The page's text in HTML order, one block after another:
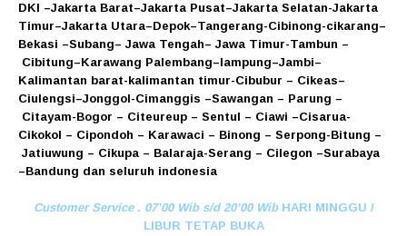
DKI –Jakarta Barat–Jakarta Pusat–Jakarta Selatan-Jakarta
Timur–Jakarta Utara–Depok–Tangerang-Cibinong-cikarang–
Bekasi –Subang– Jawa Tengah– Jawa Timur-Tambun –
Cibitung–Karawang Palembang–lampung–Jambi–
Kalimantan barat-kalimantan timur-Cibubur – Cikeas–
Ciulengsi–Jonggol-Cimanggis –Sawangan – Parung –
Citayam-Bogor – Citeureup – Sentul – Ciawi –Cisarua-
Cikokol – Cipondoh – Karawaci – Binong – Serpong-Bitung –
Jatiuwung – Cikupa – Balaraja-Serang – Cilegon –Surabaya
–Bandung dan seluruh indonesia
Customer Service . 07’00 Wib s/d 20’00 WibHARI MINGGU /
LIBUR TETAP BUKA